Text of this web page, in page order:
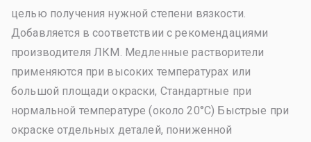
целью получения нужной степени вязкости.
Добавляется в соответствии с рекомендациями
производителя ЛКМ. Медленные растворители
применяются при высоких температурах или
большой площади окраски, Стандартные при
нормальной температуре (около 20°С) Быстрые при
окраске отдельных деталей, пониженной